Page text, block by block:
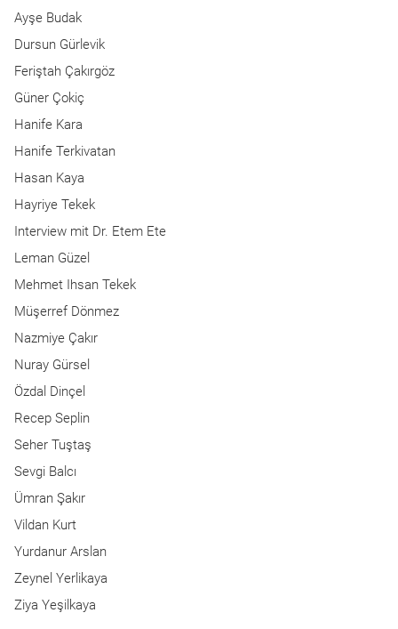
Ayşe Budak
Dursun Gürlevik
Feriştah Çakırgöz
Güner Çokiç
Hanife Kara
Hanife Terkivatan
Hasan Kaya
Hayriye Tekek
Interview mit Dr. Etem Ete
Leman Güzel
Mehmet Ihsan Tekek
Müşerref Dönmez
Nazmiye Çakır
Nuray Gürsel
Özdal Dinçel
Recep Seplin
Seher Tuştaş
Sevgi Balcı
Ümran Şakır
Vildan Kurt
Yurdanur Arslan
Zeynel Yerlikaya
Ziya Yeşilkaya